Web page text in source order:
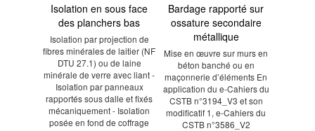
Isolation en sous face
des planchers bas
Isolation par projection de
fibres minérales de laitier (NF
DTU 27.1) ou de laine
minérale de verre avec liant -
Isolation par panneaux
rapportés sous dalle et fixés
mécaniquement - Isolation
posée en fond de coffrage
Bardage rapporté sur
ossature secondaire
métallique
Mise en œuvre sur murs en
béton banché ou en
maçonnerie d’éléments En
application du e-Cahiers du
CSTB n°3194_V3 et son
modificatif 1, e-Cahiers du
CSTB n°3586_V2